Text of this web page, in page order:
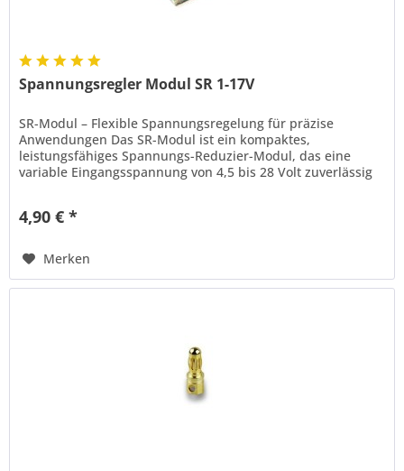
Spannungsregler Modul SR 1-17V
SR-Modul – Flexible Spannungsregelung für präzise
Anwendungen Das SR-Modul ist ein kompaktes,
leistungsfähiges Spannungs-Reduzier-Modul, das eine
variable Eingangsspannung von 4,5 bis 28 Volt zuverlässig
4,90 € *
Merken